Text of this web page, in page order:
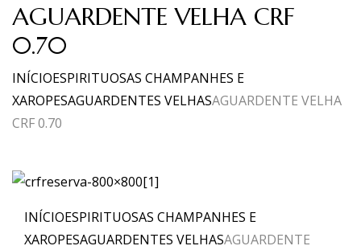
AGUARDENTE VELHA CRF
0.70
INÍCIOESPIRITUOSAS CHAMPANHES E
XAROPESAGUARDENTES VELHASAGUARDENTE VELHA
CRF 0.70
INÍCIOESPIRITUOSAS CHAMPANHES E
XAROPESAGUARDENTES VELHASAGUARDENTE